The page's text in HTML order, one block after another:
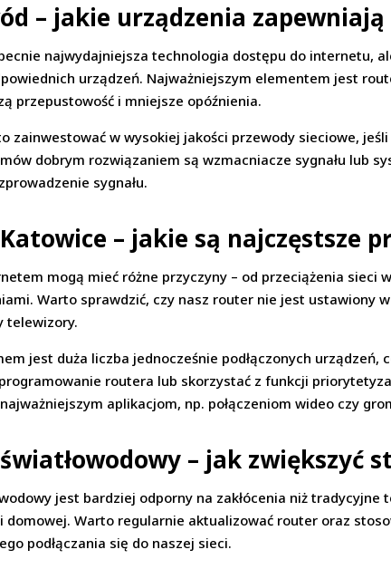
– jakie urządzenia
najwydajniejsza technologia dostępu do internetu,
urządzeń. Najważniejszym elementem jest
przepustowość i mniejsze opóźnienia.
zainwestować w wysokiej jakości przewody sieciowe,
dobrym rozwiązaniem są wzmacniacze sygnału lub
sygnału.
– jakie są najczęstsze
mogą mieć różne przyczyny – od przeciążenia sieci
Warto sprawdzić, czy nasz router nie jest ustawiony
telewizory.
jest duża liczba jednocześnie podłączonych
routera lub skorzystać z funkcji
aplikacjom, np. połączeniom wideo czy
– jak zwiększyć
jest bardziej odporny na zakłócenia niż
domowej. Warto regularnie aktualizować router oraz
podłączania się do naszej sieci.